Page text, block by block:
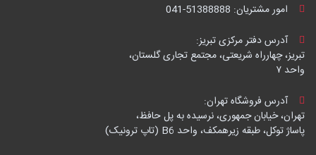
امور مشتریان: 041-51388888
آدرس دفتر مرکزی تبریز:
تبریز، چهارراه شریعتی، مجتمع تجاری گلستان،
واحد ۷
آدرس فروشگاه تهران:
تهران، خیابان جمهوری، نرسیده به پل حافظ،
پاساژ توکل، طبقه زیرهمکف، واحد B6 (تاپ ترونیک)